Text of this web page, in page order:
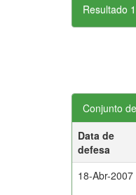
Resultado
Conjunto
Data de
defesa
18-Abr-2007